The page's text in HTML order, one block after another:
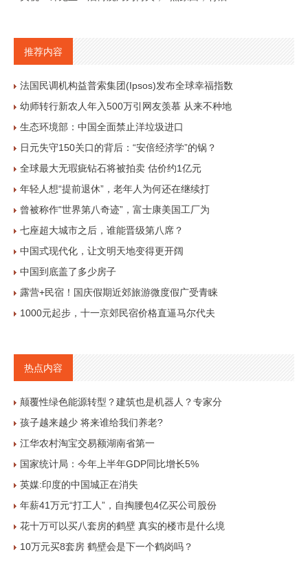
推荐内容
法国民调机构益普索集团(Ipsos)发布全球幸福指数
幼师转行新农人年入500万引网友羡慕 从来不种地
生态环境部：中国全面禁止洋垃圾进口
日元失守150关口的背后：“安倍经济学”的锅？
全球最大无瑕疵钻石将被拍卖 估价约1亿元
年轻人想“提前退休”，老年人为何还在继续打
曾被称作“世界第八奇迹”，富士康美国工厂为
七座超大城市之后，谁能晋级第八席？
中国式现代化，让文明天地变得更开阔
中国到底盖了多少房子
露营+民宿！国庆假期近郊旅游微度假广受青睐
1000元起步，十一京郊民宿价格直逼马尔代夫
热点内容
颠覆性绿色能源转型？建筑也是机器人？专家分
孩子越来越少 将来谁给我们养老?
江华农村淘宝交易额湖南省第一
国家统计局：今年上半年GDP同比增长5%
英媒:印度的中国城正在消失
年薪41万元“打工人”，自掏腰包4亿买公司股份
花十万可以买八套房的鹤壁 真实的楼市是什么境
10万元买8套房 鹤壁会是下一个鹤岗吗？